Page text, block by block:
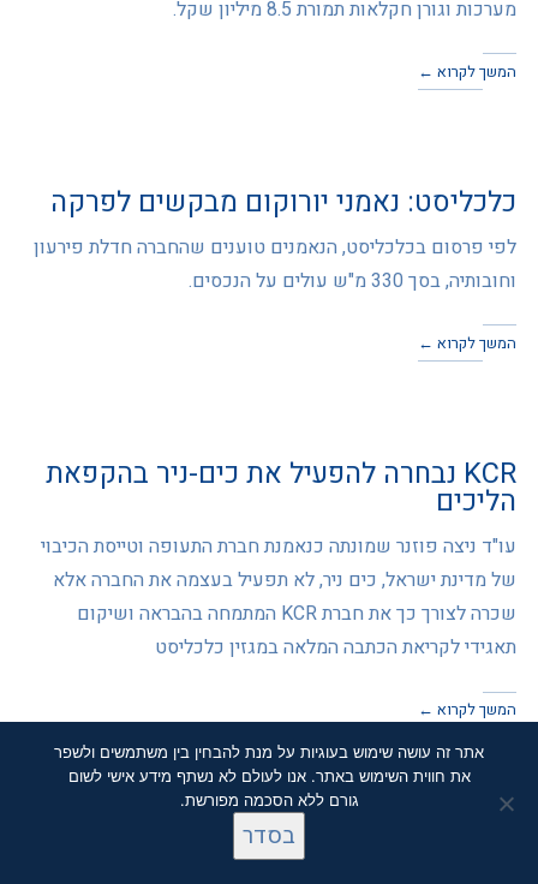
מערכות וגורן חקלאות תמורת 8.5 מיליון שקל.
המשך לקרוא ←
כלכליסט: נאמני יורוקום מבקשים לפרקה
לפי פרסום בכלכליסט, הנאמנים טוענים שהחברה חדלת פירעון
וחובותיה, בסך 330 מ"ש עולים על הנכסים.
המשך לקרוא ←
KCR נבחרה להפעיל את כים-ניר בהקפאת
הליכים
עו"ד ניצה פוזנר שמונתה כנאמנת חברת התעופה וטייסת הכיבוי
של מדינת ישראל, כים ניר, לא תפעיל בעצמה את החברה אלא
שכרה לצורך כך את חברת KCR המתמחה בהבראה ושיקום
תאגידי לקריאת הכתבה המלאה במגזין כלכליסט
המשך לקרוא ←
אתר זה עושה שימוש בעוגיות על מנת להבחין בין משתמשים ולשפר
את חווית השימוש באתר. אנו לעולם לא נשתף מידע אישי לשום
גורם ללא הסכמה מפורשת.
בסדר